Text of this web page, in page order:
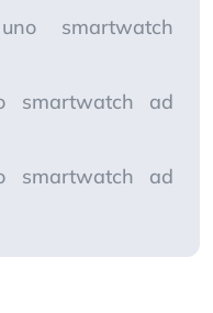
smartwatch
smartwatch ad
smartwatch ad